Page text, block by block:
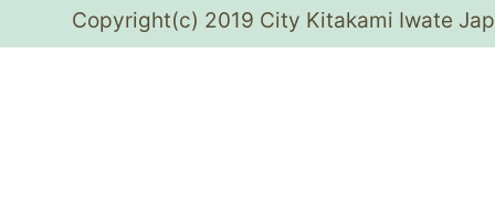
Copyright(c) 2019 City Kitakami Iwate